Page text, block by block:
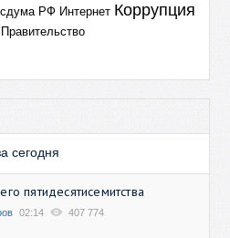
РФ Интернет Коррупция
Правительство
сегодня
пятидесятисемитства
02:14 407 774